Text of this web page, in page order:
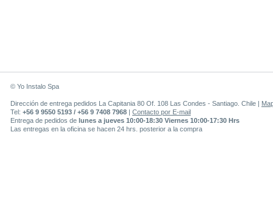
© Yo Instalo Spa
Dirección de entrega pedidos La Capitania 80 Of. 108 Las Condes - Santiago. Chile |
Tel: +56 9 9550 5193 / +56 9 7408 7968
Contacto por E-mail
Entrega de pedidos de lunes a jueves 10:00-18:30 Viernes 10:00-17:30 Hrs
Las entregas en la oficina se hacen 24 hrs. posterior a la compra